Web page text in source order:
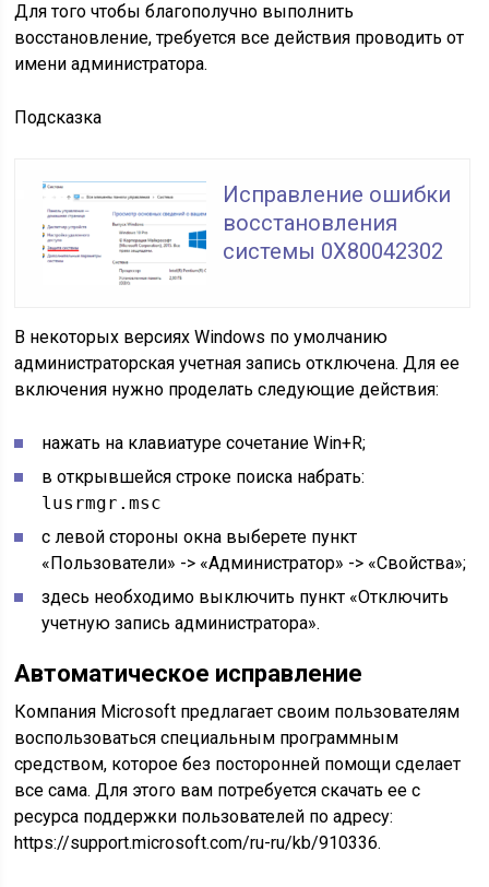
Для того чтобы благополучно выполнить
восстановление, требуется все действия проводить от
имени администратора.
Подсказка
Исправление ошибки
восстановления
системы 0X80042302
В некоторых версиях Windows по умолчанию
администраторская учетная запись отключена. Для ее
включения нужно проделать следующие действия:
нажать на клавиатуре сочетание Win+R;
в открывшейся строке поиска набрать:
lusrmgr.msc
с левой стороны окна выберете пункт
«Пользователи» -> «Администратор» -> «Свойства»;
здесь необходимо выключить пункт «Отключить
учетную запись администратора».
Автоматическое исправление
Компания Microsoft предлагает своим пользователям
воспользоваться специальным программным
средством, которое без посторонней помощи сделает
все сама. Для этого вам потребуется скачать ее с
ресурса поддержки пользователей по адресу:
https://support.microsoft.com/ru-ru/kb/910336.